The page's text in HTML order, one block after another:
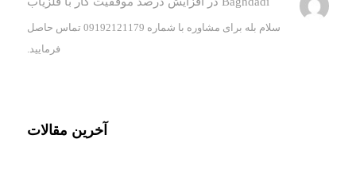
سلام بله برای مشاوره با شماره 09192121179 تماس حاصل
فرمایید.
آخرین مقالات